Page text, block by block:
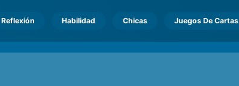
Reflexión Habilidad Chicas Juegos De Cartas